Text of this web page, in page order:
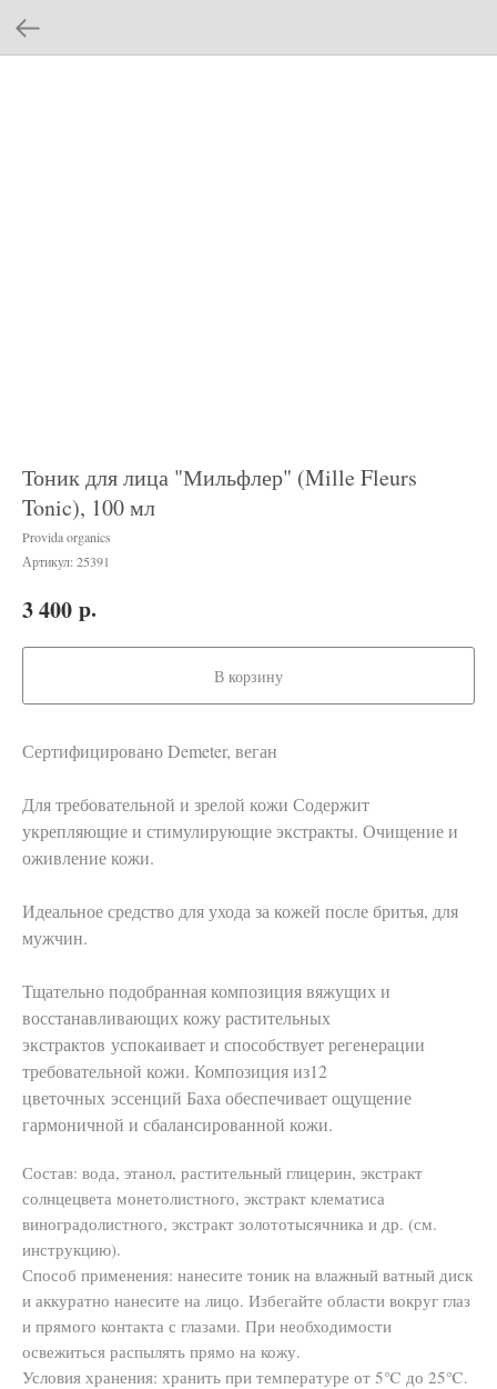
Тоник для лица "Мильфлер" (Mille Fleurs
Tonic), 100 мл
Provida organics
Артикул: 25391
3 400 р.
В корзину
Сертифицировано Demeter, веган
Для требовательной и зрелой кожи Содержит
укрепляющие и стимулирующие экстракты. Очищение и
оживление кожи.
Идеальное средство для ухода за кожей после бритья, для
мужчин.
Тщательно подобранная композиция вяжущих и
восстанавливающих кожу растительных
экстрактов успокаивает и способствует регенерации
требовательной кожи. Композиция из12
цветочных эссенций Баха обеспечивает ощущение
гармоничной и сбалансированной кожи.
Состав: вода, этанол, растительный глицерин, экстракт
солнцецвета монетолистного, экстракт клематиса
виноградолистного, экстракт золототысячника и др. (см.
инструкцию).
Способ применения: нанесите тоник на влажный ватный диск
и аккуратно нанесите на лицо. Избегайте области вокруг глаз
и прямого контакта с глазами. При необходимости
освежиться распылять прямо на кожу.
Условия хранения: хранить при температуре от 5℃ до 25℃.